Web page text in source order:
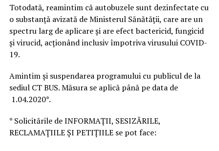
Totodată, reamintim că autobuzele sunt dezinfectate cu
o substanță avizată de Ministerul Sănătății, care are un
spectru larg de aplicare și are efect bactericid, fungicid
și virucid, acționând inclusiv împotriva virusului COVID-
19.
Amintim și suspendarea programului cu publicul de la
sediul CT BUS. Măsura se aplică până pe data de
1.04.2020*.
* Solicitările de INFORMAȚII, SESIZĂRILE,
RECLAMAȚIILE ȘI PETIȚIILE se pot face: